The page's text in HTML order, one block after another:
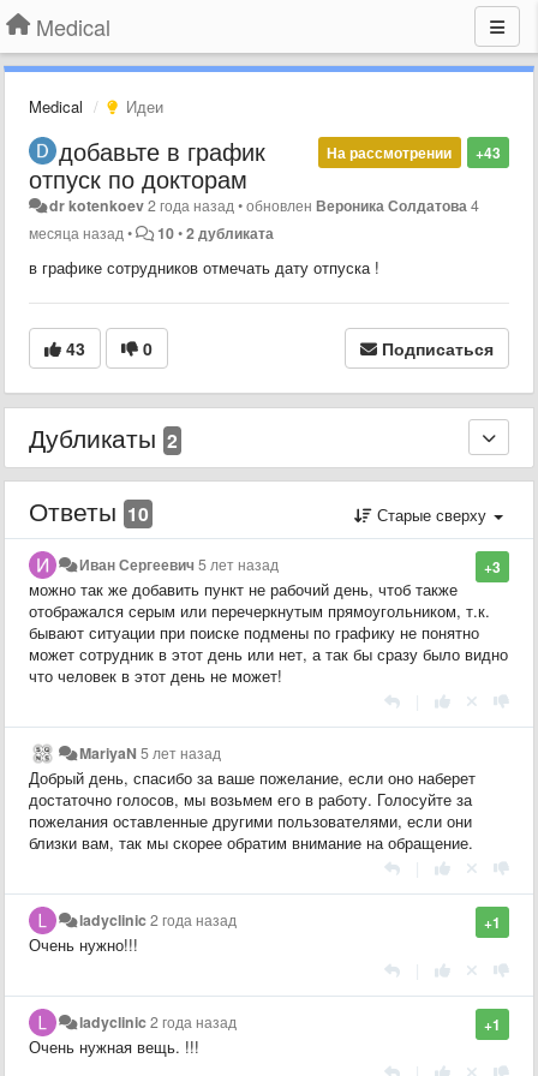
Medical
Medical Идеи
+43
На рассмотрении
добавьте в график
отпуск по докторам
dr kotenkoev2 года назад•обновленВероника Солдатова4
месяца назад• 10•2 дубликата
в графике сотрудников отмечать дату отпуска !
43 0 Подписаться
Дубликаты 2
Ответы 10 Старые сверху
+3
Иван Сергеевич 5 лет назад
можно так же добавить пункт не рабочий день, чтоб также
отображался серым или перечеркнутым прямоугольником, т.к.
бывают ситуации при поиске подмены по графику не понятно
может сотрудник в этот день или нет, а так бы сразу было видно
что человек в этот день не может!
MariyaN 5 лет назад
Добрый день, спасибо за ваше пожелание, если оно наберет
достаточно голосов, мы возьмем его в работу. Голосуйте за
пожелания оставленные другими пользователями, если они
близки вам, так мы скорее обратим внимание на обращение.
+1
ladyclinic2 года назад
Очень нужно!!!
+1
ladyclinic2 года назад
Очень нужная вещь. !!!